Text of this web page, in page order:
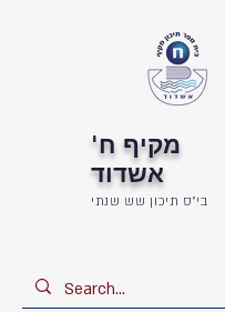
מקיף ח'
אשדוד
בי"ס תיכון שש שנתי